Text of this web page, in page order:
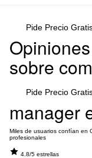
Pide Precio
Pide Precio
sobre
manager
Miles de usuarios confían en
profesionales
4.8/5 estrellas